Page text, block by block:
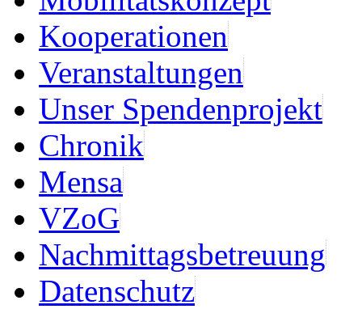
Kooperationen
Veranstaltungen
Unser Spendenprojekt
Chronik
Mensa
VZoG
Nachmittagsbetreuung
Datenschutz